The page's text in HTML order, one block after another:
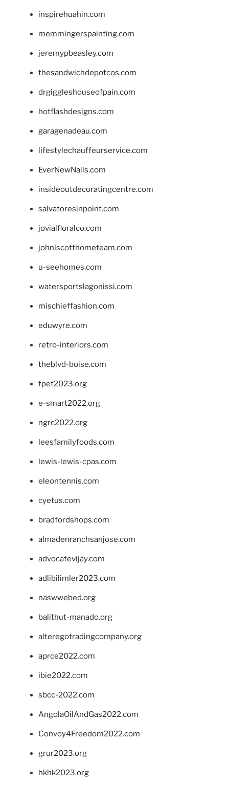
inspirehuahin.com
memmingerspainting.com
jeremypbeasley.com
thesandwichdepotcos.com
drgiggleshouseofpain.com
hotflashdesigns.com
garagenadeau.com
lifestylechauffeurservice.com
EverNewNails.com
insideoutdecoratingcentre.com
salvatoresinpoint.com
jovialfloralco.com
johnlscotthometeam.com
u-seehomes.com
watersportslagonissi.com
mischieffashion.com
eduwyre.com
retro-interiors.com
theblvd-boise.com
fpet2023.org
e-smart2022.org
ngrc2022.org
leesfamilyfoods.com
lewis-lewis-cpas.com
eleontennis.com
cyetus.com
bradfordshops.com
almadenranchsanjose.com
advocatevijay.com
adlibilimler2023.com
naswwebed.org
balithut-manado.org
alteregotradingcompany.org
aprce2022.com
ibie2022.com
sbcc-2022.com
AngolaOilAndGas2022.com
Convoy4Freedom2022.com
grur2023.org
hkhk2023.org